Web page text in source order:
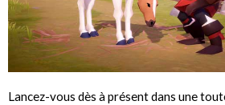
Lancez-vous dès à présent dans une